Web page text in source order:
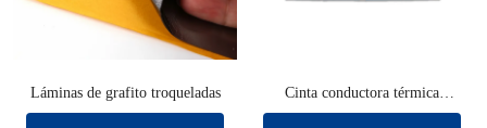
Láminas de grafito troqueladas
Cinta conductora térmica
troquelada